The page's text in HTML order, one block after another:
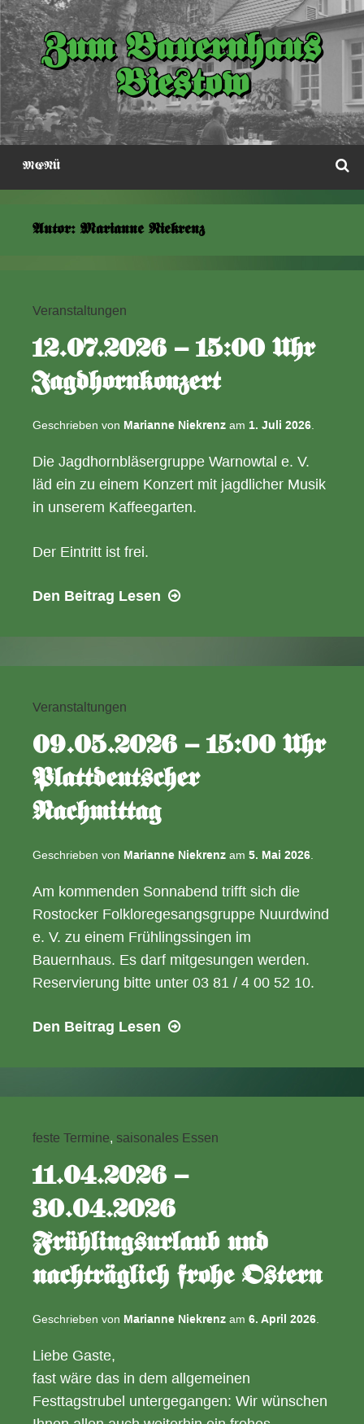
Zum
Inhalt
springenZum Bauernhaus
Biestow
MENÜ
Autor: Marianne Niekrenz
Veranstaltungen
12.07.2026 – 15:00 Uhr
Jagdhornkonzert
Geschrieben von Marianne Niekrenz am 1. Juli 2026.
Die Jagdhornbläsergruppe Warnowtal e. V.
läd ein zu einem Konzert mit jagdlicher Musik
in unserem Kaffeegarten.
Der Eintritt ist frei.
Den Beitrag Lesen
15:00
Veranstaltungen
09.05.2026 – 15:00 Uhr
Plattdeutscher
Nachmittag
Geschrieben von Marianne Niekrenz am 5. Mai 2026
Am kommenden Sonnabend trifft sich die
Rostocker Folkloregesangsgruppe Nuurdwind
e. V. zu einem Frühlingssingen im
Bauernhaus. Es darf mitgesungen werden.
Reservierung bitte unter 03 81 / 4 00 52 10.
Den Beitrag Lesen
15:00
Nachmittag
feste Termine, saisonales Essen
11.04.2026 –
30.04.2026
Frühlingsurlaub und
nachträglich frohe Ostern
Geschrieben von Marianne Niekrenz am 6. April 2026
Liebe Gaste,
fast wäre das in dem allgemeinen
Festtagstrubel untergegangen: Wir wünschen